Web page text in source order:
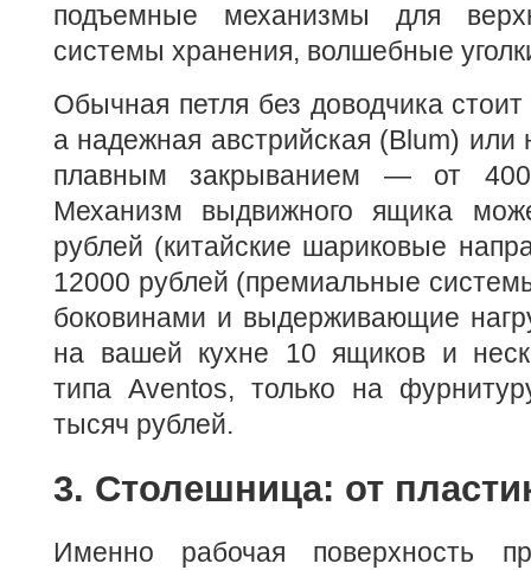
подъемные механизмы для
системы хранения, волшебные
Обычная петля без доводчика
а надежная австрийская (Blum) или
плавным закрыванием — от
Механизм выдвижного ящика
рублей (китайские шариковые
12000 рублей (премиальные
боковинами и выдерживающие
на вашей кухне 10 ящиков и
типа Aventos, только на
тысяч рублей.
3. Столешница: от
Именно рабочая поверхность